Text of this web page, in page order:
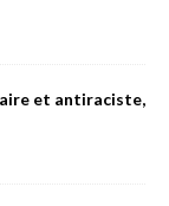
et antiraciste,